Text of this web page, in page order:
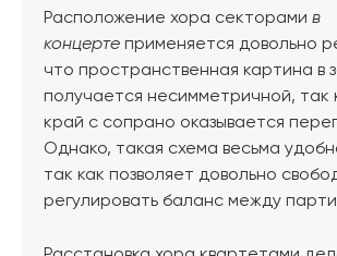
Расположение хора секторами в
концерте применяется довольно
что пространственная картина в
получается несимметричной, так
край с сопрано оказывается
Однако, такая схема весьма
так как позволяет довольно
регулировать баланс между